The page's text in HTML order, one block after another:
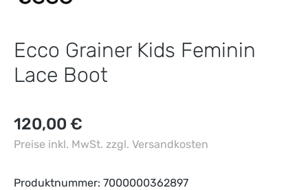
Ecco Grainer Kids Feminin
Lace Boot
Regulärer Preis:
120,00 €
Preise inkl. MwSt. zzgl. Versandkosten
Produktnummer: 7000000362897